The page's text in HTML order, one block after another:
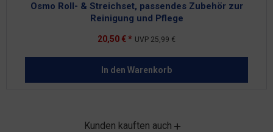
Osmo Roll- & Streichset, passendes Zubehör zur
Reinigung und Pflege
20,50 € * UVP 25,99 €
In den Warenkorb
Kunden kauften auch